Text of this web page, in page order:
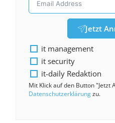
Jetzt
it management
it security
it-daily Redaktion
Mit Klick auf den Button "Jetzt
Datenschutzerklärungzu.